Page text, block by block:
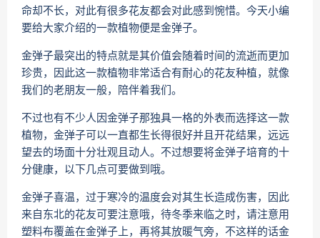
命却不长，对此有很多花友都会对此感到惋惜。今天小编
要给大家介绍的一款植物便是金弹子。
金弹子最突出的特点就是其价值会随着时间的流逝而更加
珍贵，因此这一款植物非常适合有耐心的花友种植，就像
我们的老朋友一般，陪伴着我们。
不过也有不少人因金弹子那独具一格的外表而选择这一款
植物，金弹子可以一直都生长得很好并且开花结果，远远
望去的场面十分壮观且动人。不过想要将金弹子培育的十
分健康，以下几点可要做到哦。
金弹子喜温，过于寒冷的温度会对其生长造成伤害，因此
来自东北的花友可要注意哦，待冬季来临之时，请注意用
塑料布覆盖在金弹子上，再将其放暖气旁，不这样的话金